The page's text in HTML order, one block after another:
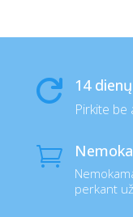
 14
Pirkite be

perkant už